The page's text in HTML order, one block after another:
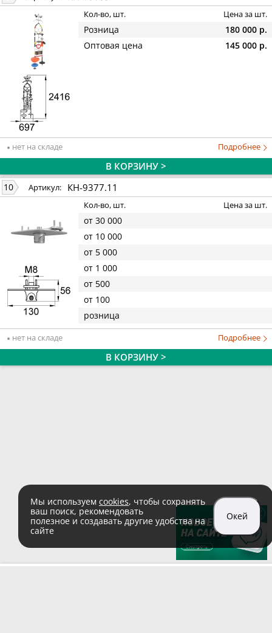
Кол-во, шт. Цена за шт.
Розница
180 000 р.
Оптовая цена
145 000 р.
нет на складе Подробнее
В КОРЗИНУ >
10 Артикул: КН-9377.11
Кол-во, шт. Цена за шт.
от 30 000
от 10 000
от 5 000
от 1 000
от 500
от 100
розница
нет на складе Подробнее
В КОРЗИНУ >
Мы используем cookies, чтобы сохранять
ваш поиск, рекомендовать
полезное и создавать другие удобства на
сайте
Окей